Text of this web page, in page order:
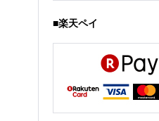
■楽天ペイ